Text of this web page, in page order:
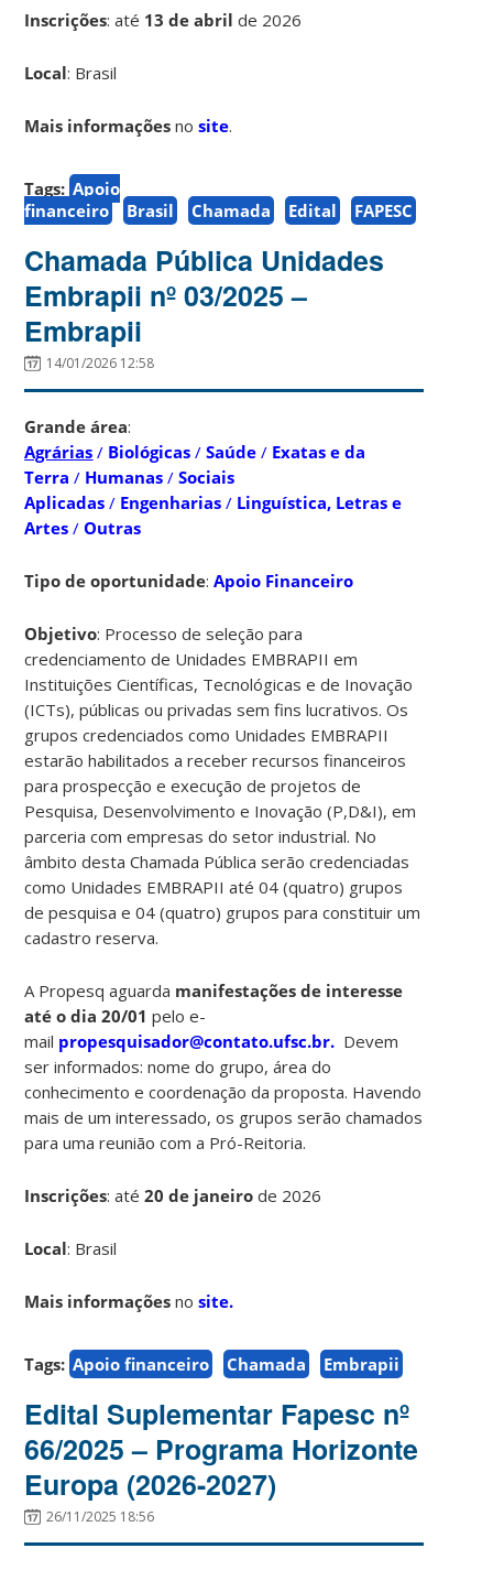
Inscrições: até 13 de abrilde 2026
Local: Brasil
Mais informações nosite.
Tags: Apoio
financeiro
Brasil Chamada Edital FAPESC
Chamada Pública Unidades
Embrapii nº 03/2025 –
Embrapii
14/01/2026 12:58
Grande área:
Agrárias / Biológicas /Saúde / Exatas e da
Terra / Humanas /Sociais
Aplicadas / Engenharias / Linguística, Letras e
Artes /Outras
Tipo de oportunidade:Apoio Financeiro
Objetivo: Processo de seleção para
credenciamento de Unidades EMBRAPII em
Instituições Científicas, Tecnológicas e de Inovação
(ICTs), públicas ou privadas sem fins lucrativos. Os
grupos credenciados como Unidades EMBRAPII
estarão habilitados a receber recursos financeiros
para prospecção e execução de projetos de
Pesquisa, Desenvolvimento e Inovação (P,D&I), em
parceria com empresas do setor industrial. No
âmbito desta Chamada Pública serão credenciadas
como Unidades EMBRAPII até 04 (quatro) grupos
de pesquisa e 04 (quatro) grupos para constituir um
cadastro reserva.
A Propesq aguarda manifestações de interesse
até o dia 20/01 pelo e-
mail propesquisador@contato.ufsc.br. Devem
ser informados: nome do grupo, área do
conhecimento e coordenação da proposta. Havendo
mais de um interessado, os grupos serão chamados
para uma reunião com a Pró-Reitoria.
Inscrições: até20 de janeirode 2026
Local: Brasil
Mais informações nosite.
Tags: Apoio financeiro Chamada Embrapii
Edital Suplementar Fapesc nº
66/2025 – Programa Horizonte
Europa (2026-2027)
26/11/2025 18:56